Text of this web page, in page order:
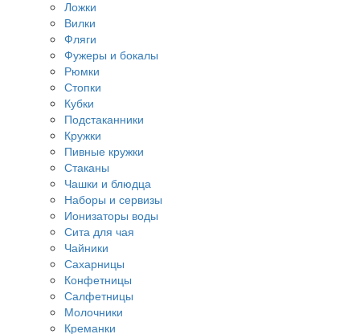
Ложки
Вилки
Фляги
Фужеры и бокалы
Рюмки
Стопки
Кубки
Подстаканники
Кружки
Пивные кружки
Стаканы
Чашки и блюдца
Наборы и сервизы
Ионизаторы воды
Сита для чая
Чайники
Сахарницы
Конфетницы
Салфетницы
Молочники
Креманки